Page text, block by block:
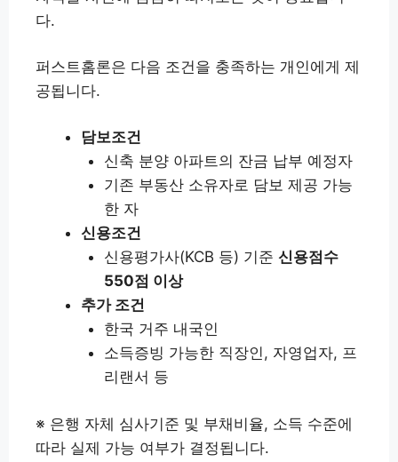
다.
퍼스트홈론은 다음 조건을 충족하는 개인에게 제
공됩니다.
담보조건
신축 분양 아파트의 잔금 납부 예정자
기존 부동산 소유자로 담보 제공 가능
한 자
신용조건
신용평가사(KCB 등) 기준 신용점수
550점 이상
추가 조건
한국 거주 내국인
소득증빙 가능한 직장인, 자영업자, 프
리랜서 등
※ 은행 자체 심사기준 및 부채비율, 소득 수준에
따라 실제 가능 여부가 결정됩니다.